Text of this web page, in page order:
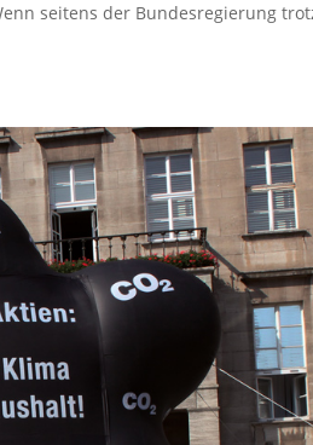
seitens der Bundesregierung